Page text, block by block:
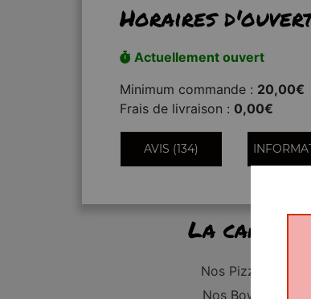
Horaires
Actuellement ouvert
Minimum commande : 20,00€
Frais de livraison : 0,00€
AVIS (134)
La carte
Nos Pizzas
Nos Bowls